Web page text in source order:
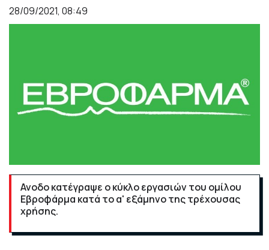
28/09/2021, 08:49
Ανοδο κατέγραψε ο κύκλο εργασιών του ομίλου
Εβροφάρμα κατά το α' εξάμηνο της τρέχουσας
χρήσης.